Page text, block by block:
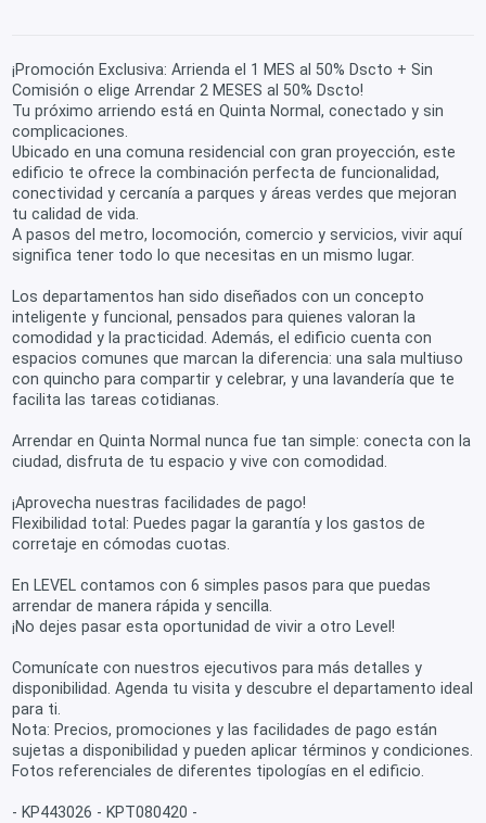
¡Promoción Exclusiva: Arrienda el 1 MES al 50% Dscto + Sin
Comisión o elige Arrendar 2 MESES al 50% Dscto!
Tu próximo arriendo está en Quinta Normal, conectado y sin
complicaciones.
Ubicado en una comuna residencial con gran proyección, este
edificio te ofrece la combinación perfecta de funcionalidad,
conectividad y cercanía a parques y áreas verdes que mejoran
tu calidad de vida.
A pasos del metro, locomoción, comercio y servicios, vivir aquí
significa tener todo lo que necesitas en un mismo lugar.
Los departamentos han sido diseñados con un concepto
inteligente y funcional, pensados para quienes valoran la
comodidad y la practicidad. Además, el edificio cuenta con
espacios comunes que marcan la diferencia: una sala multiuso
con quincho para compartir y celebrar, y una lavandería que te
facilita las tareas cotidianas.
Arrendar en Quinta Normal nunca fue tan simple: conecta con la
ciudad, disfruta de tu espacio y vive con comodidad.
¡Aprovecha nuestras facilidades de pago!
Flexibilidad total: Puedes pagar la garantía y los gastos de
corretaje en cómodas cuotas.
En LEVEL contamos con 6 simples pasos para que puedas
arrendar de manera rápida y sencilla.
¡No dejes pasar esta oportunidad de vivir a otro Level!
Comunícate con nuestros ejecutivos para más detalles y
disponibilidad. Agenda tu visita y descubre el departamento ideal
para ti.
Nota: Precios, promociones y las facilidades de pago están
sujetas a disponibilidad y pueden aplicar términos y condiciones.
Fotos referenciales de diferentes tipologías en el edificio.
- KP443026 - KPT080420 -